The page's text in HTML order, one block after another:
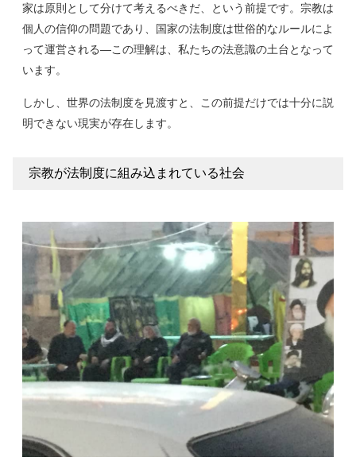
家は原則として分けて考えるべきだ、という前提です。宗教は
個人の信仰の問題であり、国家の法制度は世俗的なルールによ
って運営される—この理解は、私たちの法意識の土台となって
います。
しかし、世界の法制度を見渡すと、この前提だけでは十分に説
明できない現実が存在します。
宗教が法制度に組み込まれている社会